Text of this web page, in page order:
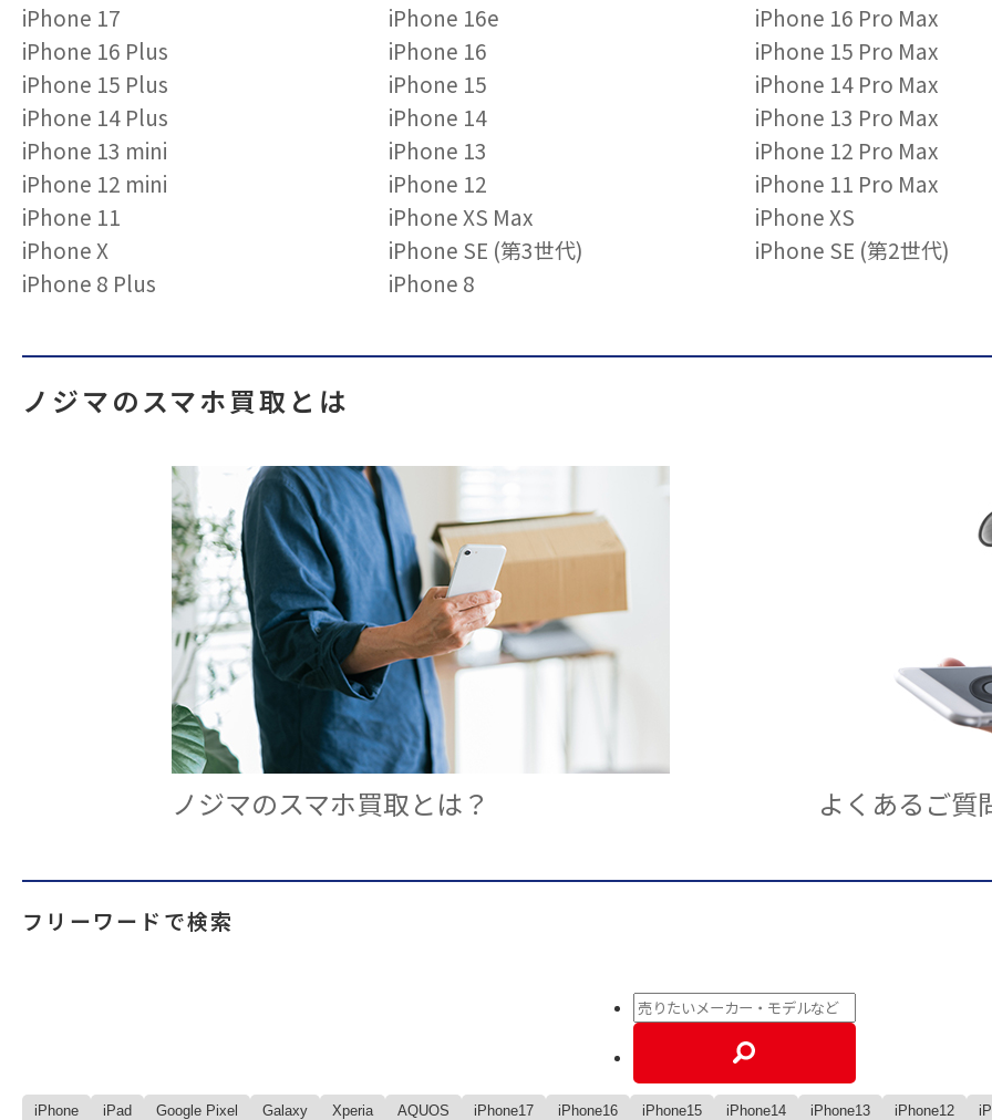
iPhone 17
iPhone 16e
iPhone 16 Pro Max
iPhone 16 Plus
iPhone 16
iPhone 15 Pro Max
iPhone 15 Plus
iPhone 15
iPhone 14 Pro Max
iPhone 14 Plus
iPhone 14
iPhone 13 Pro Max
iPhone 13 mini
iPhone 13
iPhone 12 Pro Max
iPhone 12 mini
iPhone 12
iPhone 11 Pro Max
iPhone 11
iPhone XS Max
iPhone XS
iPhone X
iPhone SE (第3世代)
iPhone SE (第2世代)
iPhone 8 Plus
iPhone 8
ノジマのスマホ買取とは
ノジマのスマホ買取とは？ よくあるご質
フリーワードで検索
iPhone iPad Google Pixel Galaxy Xperia AQUOS iPhone17 iPhone16 iPhone15 iPhone14 iPhone13 iPhone12